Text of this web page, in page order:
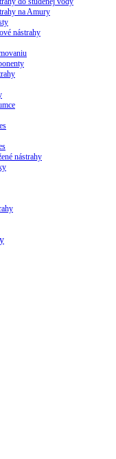
na Amury
nástrahy
nástrahy